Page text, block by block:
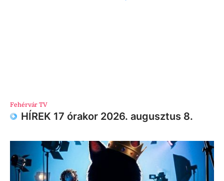
Fehérvár TV
HÍREK 17 órakor 2026. augusztus 8.